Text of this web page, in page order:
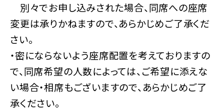
別々でお申し込みされた場合、同席への座席
変更は承りかねますので、あらかじめご了承くだ
さい。
・密にならないよう座席配置を考えておりますの
で、同席希望の人数によっては、ご希望に添えな
い場合・相席もございますので、あらかじめご了
承ください。